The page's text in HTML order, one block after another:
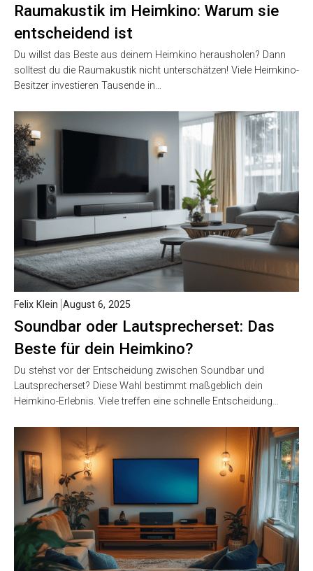
Raumakustik im Heimkino: Warum sie
entscheidend ist
Du willst das Beste aus deinem Heimkino herausholen? Dann
solltest du die Raumakustik nicht unterschätzen! Viele Heimkino-
Besitzer investieren Tausende in…
Soundbar oder Lautsprecherset: Das
Beste für dein Heimkino?
Felix Klein August 6, 2025
Du stehst vor der Entscheidung zwischen Soundbar und
Lautsprecherset? Diese Wahl bestimmt maßgeblich dein
Heimkino-Erlebnis. Viele treffen eine schnelle Entscheidung…